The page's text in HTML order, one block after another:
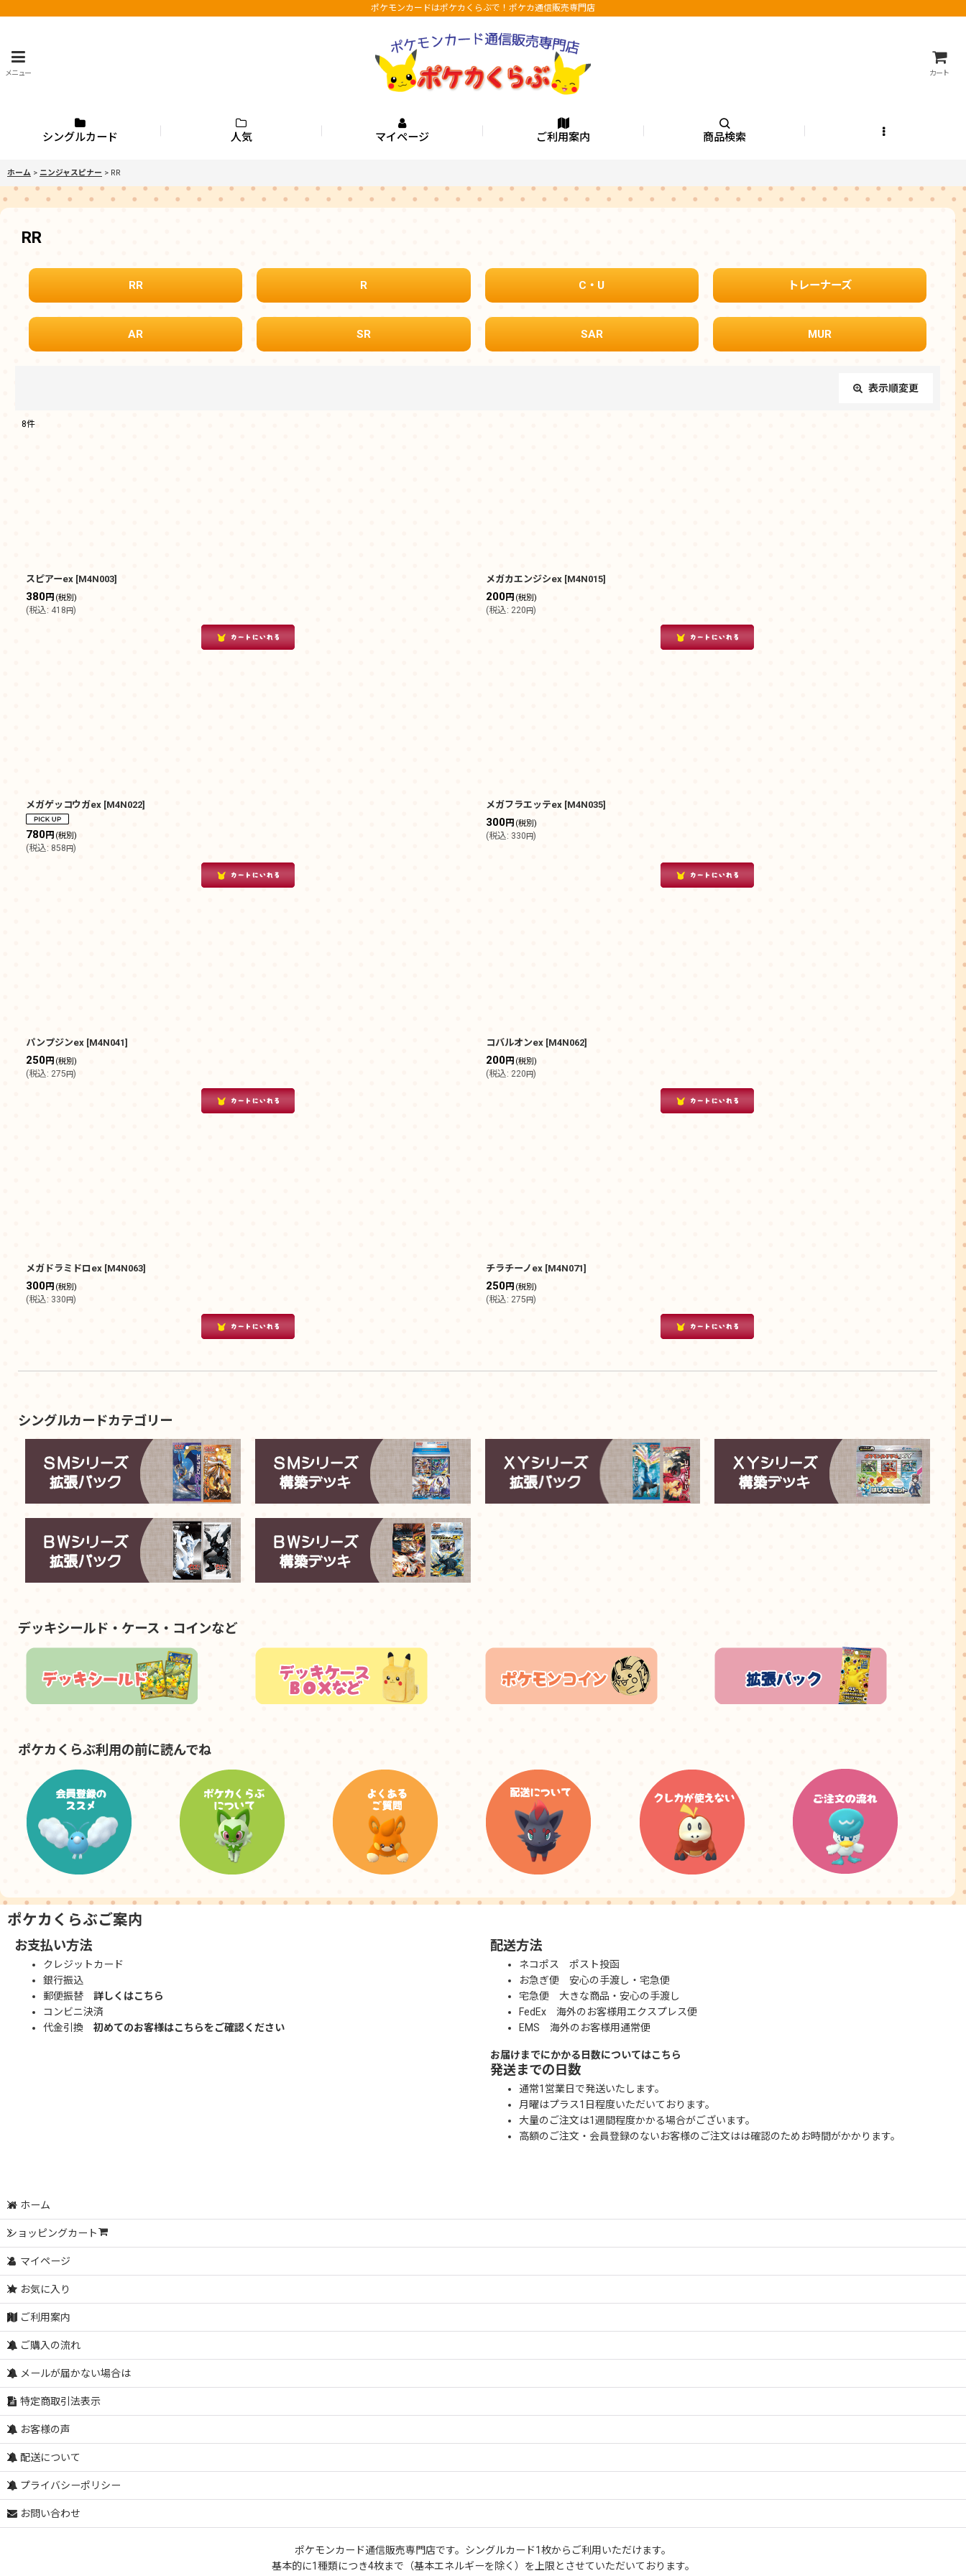
ポケモンカードはポケカくらぶで！ポケカ通信販売専門店
メニュー カート
シングルカード 人気 マイページ ご利用案内 商品検索
ホーム > ニンジャスピナー > RR
RR
RR R C・U トレーナーズ
AR SR SAR MUR
表示順変更
8件
スピアーex [M4N003]
380円 (税別)
(税込: 418円)
メガカエンジシex [M4N015]
200円 (税別)
(税込: 220円)
メガゲッコウガex [M4N022]
780円 (税別)
(税込: 858円)
メガフラエッテex [M4N035]
300円 (税別)
(税込: 330円)
パンプジンex [M4N041]
250円 (税別)
(税込: 275円)
コバルオンex [M4N062]
200円 (税別)
(税込: 220円)
メガドラミドロex [M4N063]
300円 (税別)
(税込: 330円)
チラチーノex [M4N071]
250円 (税別)
(税込: 275円)
シングルカードカテゴリー
デッキシールド・ケース・コインなど
ポケカくらぶ利用の前に読んでね
ポケカくらぶご案内
お支払い方法
クレジットカード
銀行振込
郵便振替 詳しくはこちら
コンビニ決済
代金引換 初めてのお客様はこちらをご確認ください
配送方法
ネコポス ポスト投函
お急ぎ便 安心の手渡し・宅急便
宅急便 大きな商品・安心の手渡し
FedEx 海外のお客様用エクスプレス便
EMS 海外のお客様用通常便
お届けまでにかかる日数についてはこちら
発送までの日数
通常1営業日で発送いたします。
月曜はプラス1日程度いただいております。
大量のご注文は1週間程度かかる場合がございます。
高額のご注文・会員登録のないお客様のご注文はは確認のためお時間がかかります。
ホーム
ショッピングカート
マイページ
お気に入り
ご利用案内
ご購入の流れ
メールが届かない場合は
特定商取引法表示
お客様の声
配送について
プライバシーポリシー
お問い合わせ
ポケモンカード通信販売専門店です。シングルカード1枚からご利用いただけます。
基本的に1種類につき4枚まで（基本エネルギーを除く）を上限とさせていただいております。